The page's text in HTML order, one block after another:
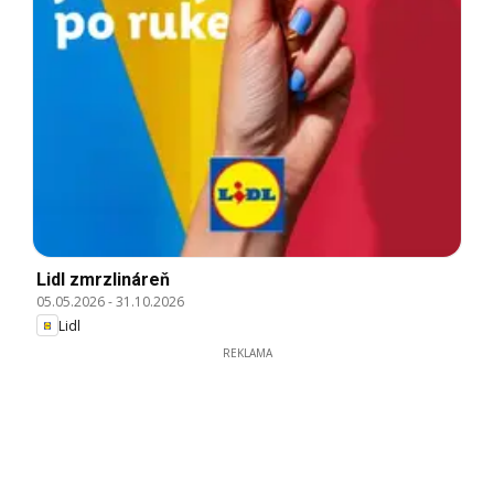
Lidl zmrzlináreň
05.05.2026-31.10.2026
Lidl
REKLAMA